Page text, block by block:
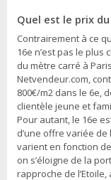
Quel est le prix du
Contrairement à ce
16e n’est pas le
du mètre carré à
Netvendeur.com,
800€/m2 dans le 6e,
clientèle jeune et
Pour autant, le 16e
d’une offre variée
varient en fonction
on s’éloigne de la
rapproche de